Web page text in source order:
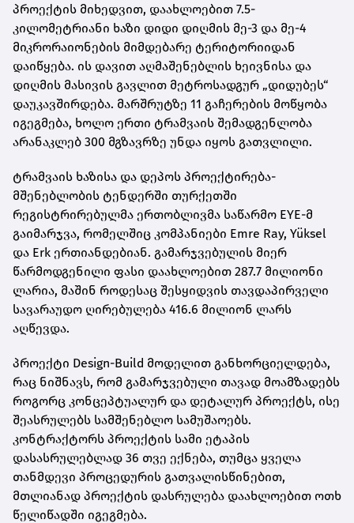
პროექტის მიხედვით, დაახლოებით 7.5-
კილომეტრიანი ხაზი დიდი დიღმის მე-3 და მე-4
მიკრორაიონების მიმდებარე ტერიტორიიდან
დაიწყება. ის დავით აღმაშენებლის ხეივნისა და
დიღმის მასივის გავლით მეტროსადგურ „დიდუბეს“
დაუკავშირდება. მარშრუტზე 11 გაჩერების მოწყობა
იგეგმება, ხოლო ერთი ტრამვაის შემადგენლობა
არანაკლებ 300 მგზავრზე უნდა იყოს გათვლილი.
ტრამვაის ხაზისა და დეპოს პროექტირება-
მშენებლობის ტენდერში თურქეთში
რეგისტრირებულმა ერთობლივმა საწარმო EYE-მ
გაიმარჯვა, რომელშიც კომპანიები Emre Ray, Yüksel
და Erk ერთიანდებიან. გამარჯვებულის მიერ
წარმოდგენილი ფასი დაახლოებით 287.7 მილიონი
ლარია, მაშინ როდესაც შესყიდვის თავდაპირველი
სავარაუდო ღირებულება 416.6 მილიონ ლარს
აღწევდა.
პროექტი Design-Build მოდელით განხორციელდება,
რაც ნიშნავს, რომ გამარჯვებული თავად მოამზადებს
როგორც კონცეპტუალურ და დეტალურ პროექტს, ისე
შეასრულებს სამშენებლო სამუშაოებს.
კონტრაქტორს პროექტის სამი ეტაპის
დასასრულებლად 36 თვე ექნება, თუმცა ყველა
თანმდევი პროცედურის გათვალისწინებით,
მთლიანად პროექტის დასრულება დაახლოებით ოთხ
წელიწადში იგეგმება.